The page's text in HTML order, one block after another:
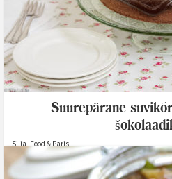
Suurepärane
Silja, Food & Paris